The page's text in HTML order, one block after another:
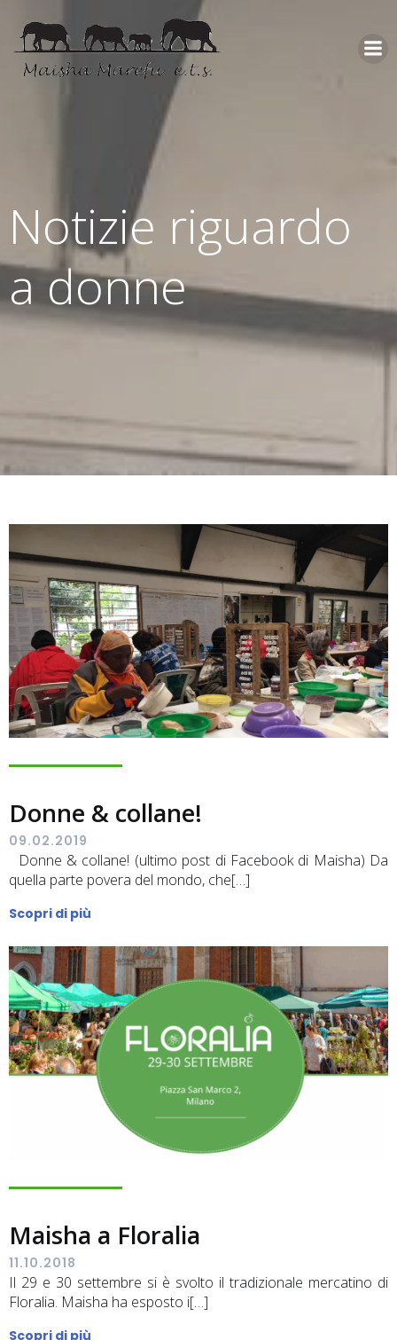
Notizie riguardo
a donne
Donne & collane!
09.02.2019
Donne & collane! (ultimo post di Facebook di Maisha) Da
quella parte povera del mondo, che[…]
Scopri di più
Maisha a Floralia
11.10.2018
Il 29 e 30 settembre si è svolto il tradizionale mercatino di
Floralia. Maisha ha esposto i[…]
Scopri di più